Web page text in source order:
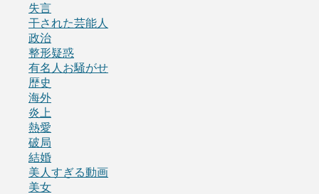
失言
干された芸能人
政治
整形疑惑
有名人お騒がせ
歴史
海外
炎上
熱愛
破局
結婚
美人すぎる動画
美女